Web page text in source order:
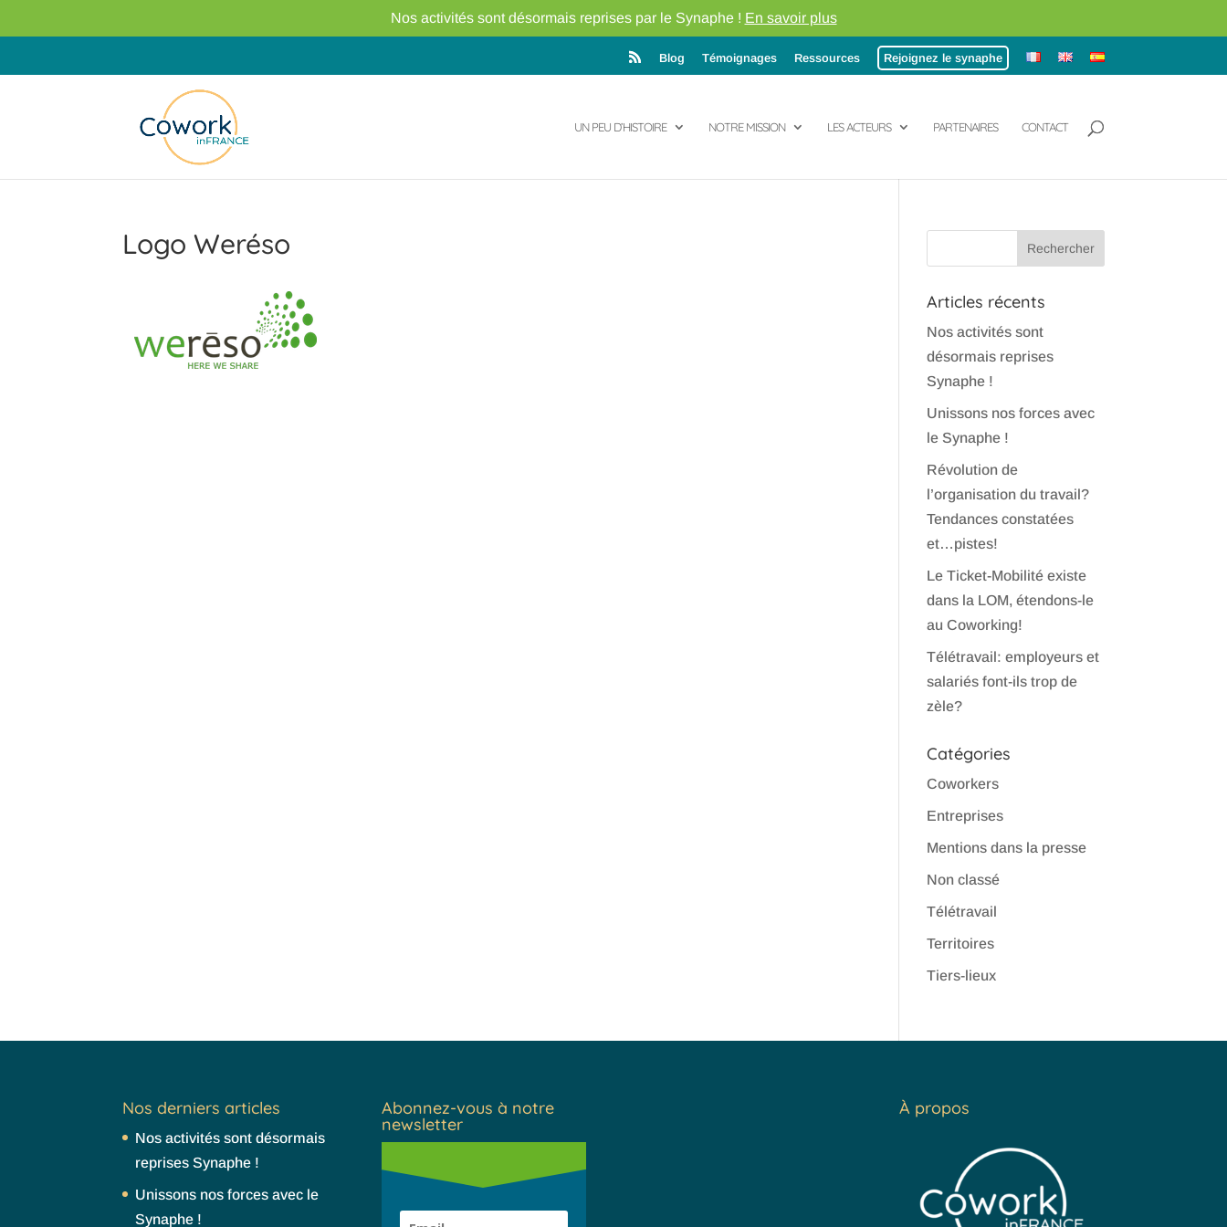
Nos activités sont désormais reprises par le Synaphe ! En savoir plus
Blog Témoignages Ressources Rejoignez le synaphe
UN PEU D’HISTOIRE NOTRE MISSION LES ACTEURS PARTENAIRES CONTACT
Logo Weréso
Articles récents
Nos activités sont
désormais reprises
Synaphe !
Unissons nos forces avec
le Synaphe !
Révolution de
l’organisation du travail?
Tendances constatées
et…pistes!
Le Ticket-Mobilité existe
dans la LOM, étendons-le
au Coworking!
Télétravail: employeurs et
salariés font-ils trop de
zèle?
Catégories
Coworkers
Entreprises
Mentions dans la presse
Non classé
Télétravail
Territoires
Tiers-lieux
Nos derniers articles
Nos activités sont désormais
reprises Synaphe !
Unissons nos forces avec le
Synaphe !
Abonnez-vous à notre
newsletter
À propos